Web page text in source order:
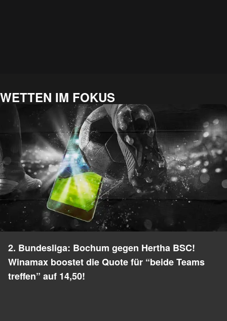
WETTEN IM FOKUS
2. Bundesliga: Bochum gegen Hertha BSC!
Winamax boostet die Quote für “beide Teams
treffen” auf 14,50!